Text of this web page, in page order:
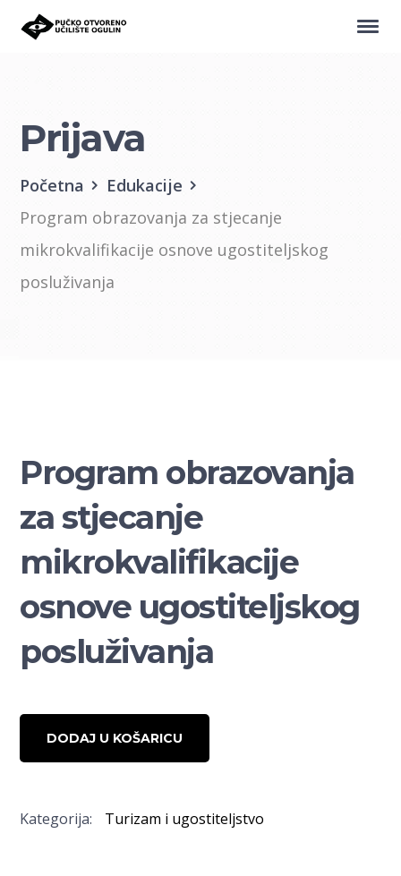
Prijava
Početna
Edukacije
Program obrazovanja za stjecanje
mikrokvalifikacije osnove ugostiteljskog
posluživanja
Program obrazovanja
za stjecanje
mikrokvalifikacije
osnove ugostiteljskog
posluživanja
DODAJ U KOŠARICU
Kategorija: Turizam i ugostiteljstvo